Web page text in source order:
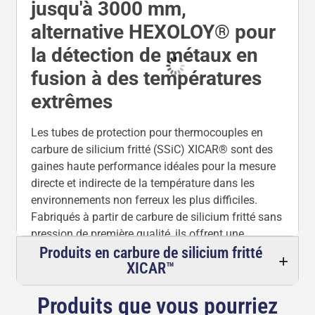
fourneaux, les incinérateurs et tout processus où la
chaleur extrême, la corrosion chimique, l'abrasion
et les chocs thermiques détruiraient les tubes de
protection ordinaires.
Les tubes XICAR™ SSiC offrent une dureté
exceptionnelle, une conductivité thermique élevée,
une faible porosité, une résistance exceptionnelle à
l'érosion/corrosion et une résistance mécanique
supérieure, garantissant une longue durée de vie,
des temps de réponse rapides, un entretien
minimal et une réduction considérable des temps
d'arrêt. Ils sont équivalents à HEXOLOY® SE et
représentent la solution la plus robuste pour la
surveillance exigeante à haute température.
Depuis 1986, Sialon Ceramics s'est spécialisée
meilleur rapport qualité/prix pour l'industrie des
jusqu'à 3000 mm,
alternative HEXOLOY® pour
la détection de métaux en
fusion à des températures
extrêmes
Les tubes de protection pour thermocouples en
carbure de silicium fritté (SSiC) XICAR® sont des
gaines haute performance idéales pour la mesure
directe et indirecte de la température dans les
environnements non ferreux les plus difficiles.
Fabriqués à partir de carbure de silicium fritté sans
pression de première qualité, ils offrent une
stabilité thermique inégalée avec une température
de fonctionnement maximale de
et de1900 °C dans des atmosphères contrôlées,
dépassant de loin la plupart des céramiques et
Produits en carbure de silicium fritté
XICAR™
Produits que vous pourriez